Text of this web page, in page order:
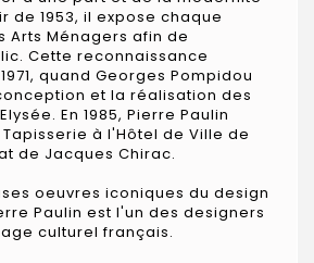
de 1953, il expose chaque
Arts Ménagers afin de
Cette reconnaissance
quand Georges Pompidou
et la réalisation des
En 1985, Pierre Paulin
à l'Hôtel de Ville de
de Jacques Chirac.
oeuvres iconiques du design
Paulin est l'un des designers
culturel français.